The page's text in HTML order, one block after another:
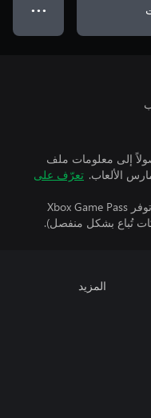
● ● ●
إلى معلومات ملف
تعرّف على
تتطلب اللعبة متعددة اللاعبين عبر الإنترنت توفر Xbox Game Pass
المزيد